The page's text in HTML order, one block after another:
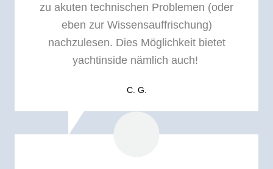
zu akuten technischen Problemen (oder
eben zur Wissensauffrischung)
nachzulesen. Dies Möglichkeit bietet
yachtinside nämlich auch!
C. G.